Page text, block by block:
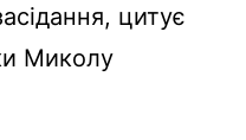
цитує
Миколу